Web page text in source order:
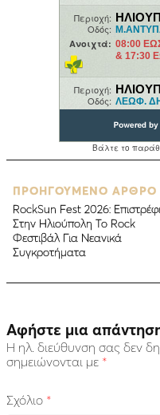
ΠΡΟΗΓΟΥΜΕΝΟ ΑΡΘΡΟ
RockSun Fest 2026:
Στην Ηλιούπολη Το Rock
Φεστιβάλ Για Νεανικά
Συγκροτήματα
Αφήστε μια
Η ηλ. διεύθυνση σας δεν
σημειώνονται με *
Σχόλιο *